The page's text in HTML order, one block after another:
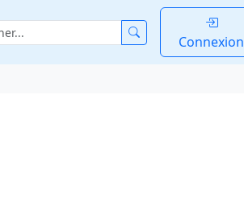
Connexion